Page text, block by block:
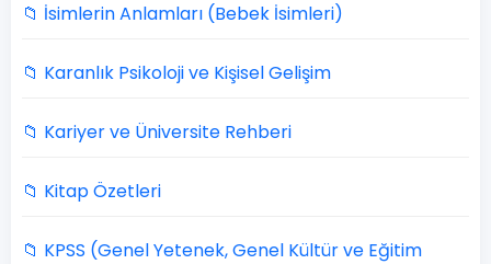
📁 İsimlerin Anlamları (Bebek İsimleri)
📁 Karanlık Psikoloji ve Kişisel Gelişim
📁 Kariyer ve Üniversite Rehberi
📁 Kitap Özetleri
📁 KPSS (Genel Yetenek, Genel Kültür ve Eğitim